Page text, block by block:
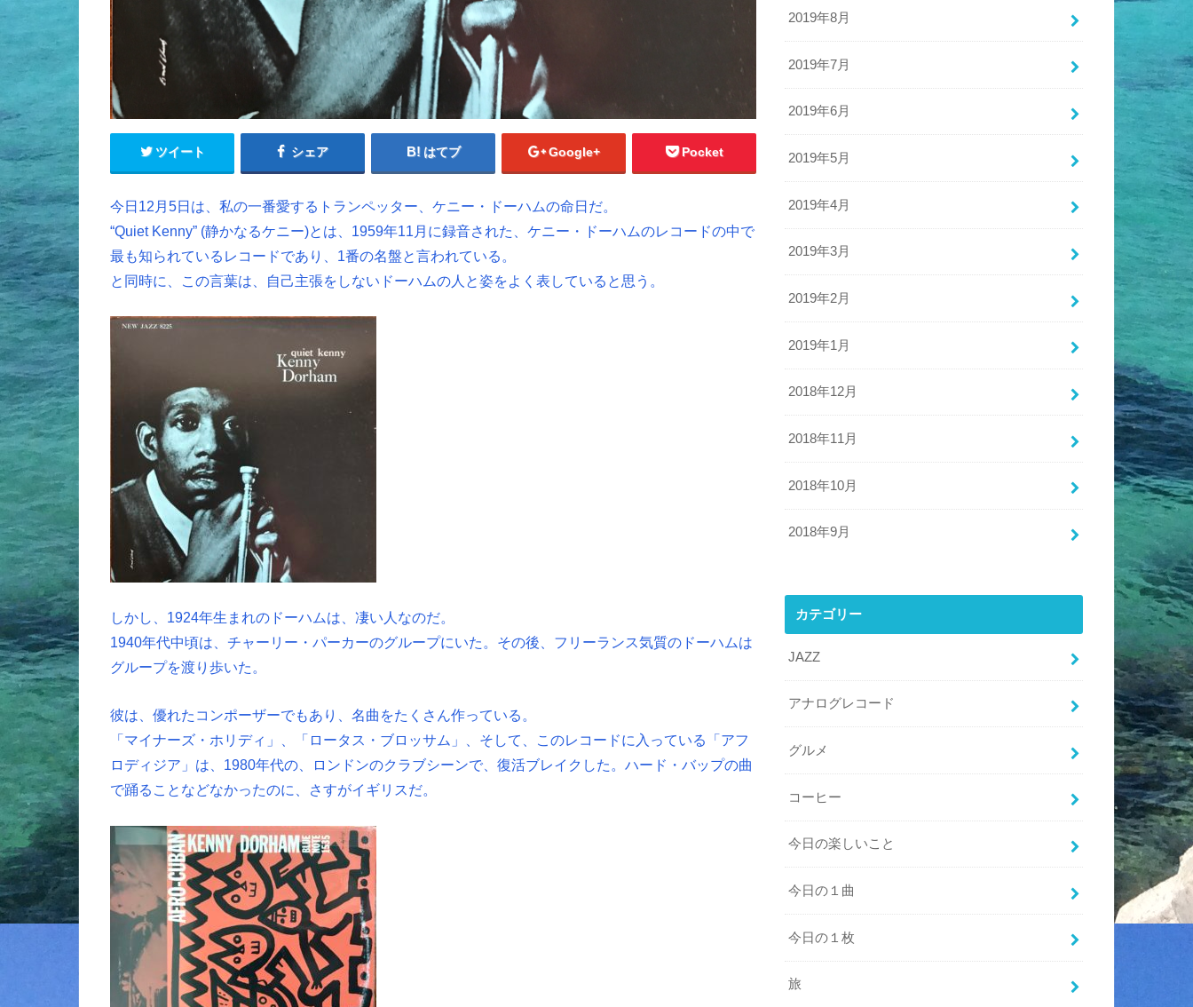
ツイート シェア はてブ Google+ Pocket
今日12月5日は、私の一番愛するトランペッター、ケニー・ドーハムの命日だ。
“Quiet Kenny” (静かなるケニー)とは、1959年11月に録音された、ケニー・ドーハムのレコードの中で
最も知られているレコードであり、1番の名盤と言われている。
と同時に、この言葉は、自己主張をしないドーハムの人と姿をよく表していると思う。
しかし、1924年生まれのドーハムは、凄い人なのだ。
1940年代中頃は、チャーリー・パーカーのグループにいた。その後、フリーランス気質のドーハムは
グループを渡り歩いた。
彼は、優れたコンポーザーでもあり、名曲をたくさん作っている。
「マイナーズ・ホリディ」、「ロータス・ブロッサム」、そして、このレコードに入っている「アフ
ロディジア」は、1980年代の、ロンドンのクラブシーンで、復活ブレイクした。ハード・バップの曲
で踊ることなどなかったのに、さすがイギリスだ。
2019年8月
2019年7月
2019年6月
2019年5月
2019年4月
2019年3月
2019年2月
2019年1月
2018年12月
2018年11月
2018年10月
2018年9月
カテゴリー
JAZZ
アナログレコード
グルメ
コーヒー
今日の楽しいこと
今日の１曲
今日の１枚
旅